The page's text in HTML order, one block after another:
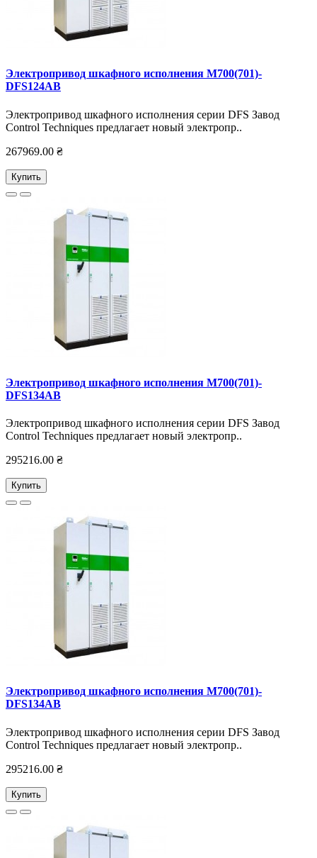
Электропривод шкафного исполнения M700(701)-
DFS124AB
Электропривод шкафного исполнения серии DFS Завод
Control Techniques предлагает новый электропр..
267969.00 ₴
Купить
Электропривод шкафного исполнения M700(701)-
DFS134AB
Электропривод шкафного исполнения серии DFS Завод
Control Techniques предлагает новый электропр..
295216.00 ₴
Купить
Электропривод шкафного исполнения M700(701)-
DFS134AB
Электропривод шкафного исполнения серии DFS Завод
Control Techniques предлагает новый электропр..
295216.00 ₴
Купить